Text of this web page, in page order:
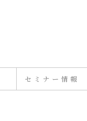
セミナー情報